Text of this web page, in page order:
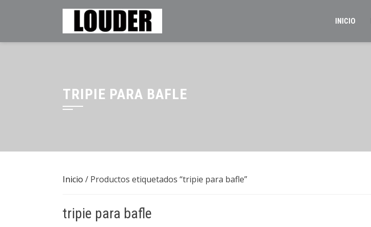
INICIO
TRIPIE PARA BAFLE
Inicio / Productos etiquetados “tripie para bafle”
tripie para bafle